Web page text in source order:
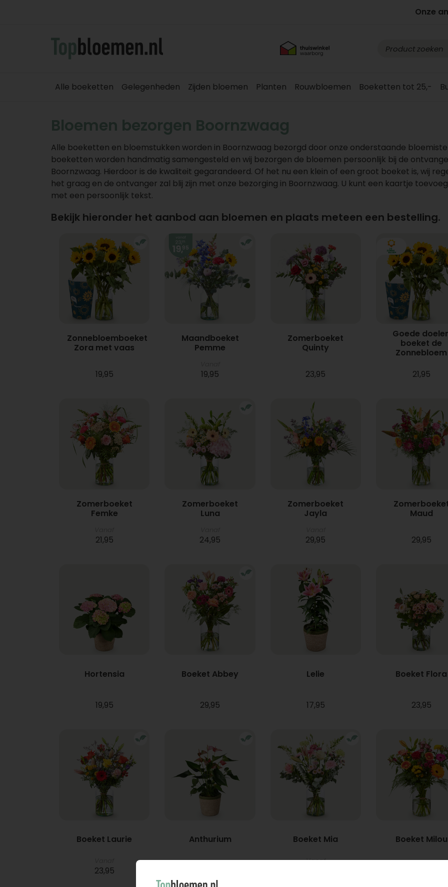
Onze
Alle boeketten Gelegenheden Zijden bloemen Planten Rouwbloemen Boeketten tot 25,-
Bloemen bezorgen Boornzwaag
Alle boeketten en bloemstukken worden in Boornzwaag bezorgd door onze onderstaande
boeketten worden handmatig samengesteld en wij bezorgen de bloemen persoonlijk bij de
Boornzwaag. Hierdoor is de kwaliteit gegarandeerd. Of het nu een klein of een groot boeket is, wij
het graag en de ontvanger zal blij zijn met onze bezorging in Boornzwaag. U kunt een kaartje
met een persoonlijk tekst.
Bekijk hieronder het aanbod aan bloemen en plaats meteen een bestelling.
Zonnebloemboeket
Zora met vaas
19,95
Maandboeket
Pemme
19,95
Zomerboeket
Quinty
23,95
Goede
boeket de
Zonnebloem
21,95
Zomerboeket
Femke
21,95
Zomerboeket
Luna
24,95
Zomerboeket
Jayla
29,95
Maud
29,95
Hortensia
19,95
Boeket Abbey
29,95
Lelie
17,95
Boeket Flora
23,95
Boeket Laurie
23,95
Anthurium Boeket Mia
Vanaf
Boeket Milou